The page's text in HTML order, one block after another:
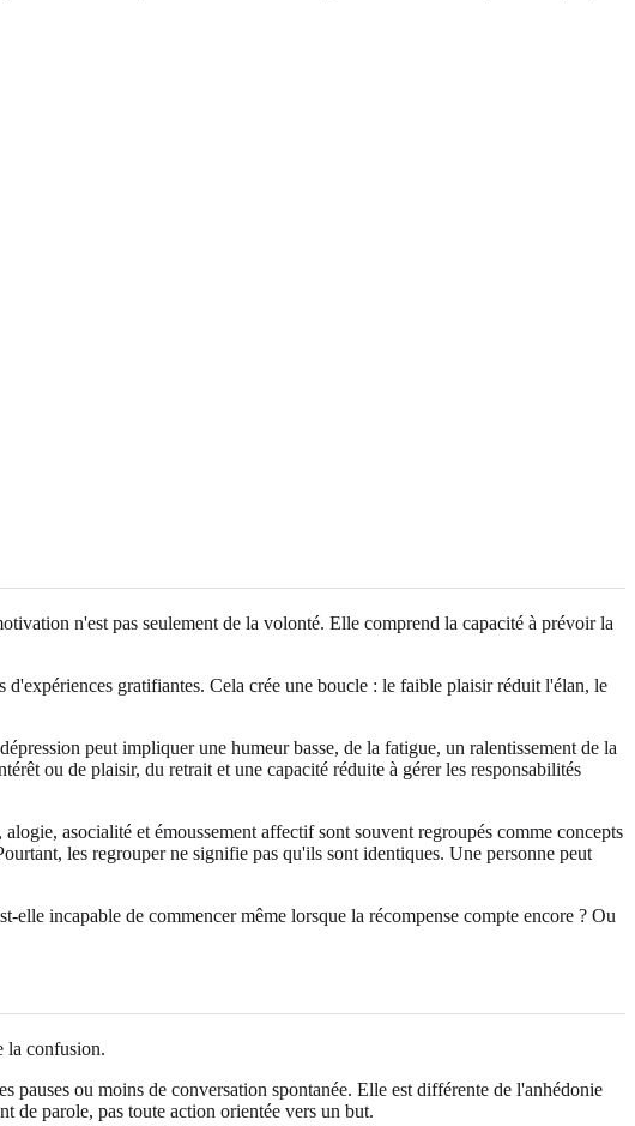
n'est pas seulement de la volonté. Elle comprend la capacité à prévoir la
gratifiantes. Cela crée une boucle : le faible plaisir réduit l'élan, le
peut impliquer une humeur basse, de la fatigue, un ralentissement de la
ou de plaisir, du retrait et une capacité réduite à gérer les responsabilités
asocialité et émoussement affectif sont souvent regroupés comme concepts
les regrouper ne signifie pas qu'ils sont identiques. Une personne peut
incapable de commencer même lorsque la récompense compte encore ? Ou
la confusion.
ou moins de conversation spontanée. Elle est différente de l'anhédonie
de parole, pas toute action orientée vers un but.